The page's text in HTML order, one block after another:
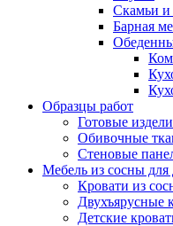
Скамьи и
Барная
Образцы работ
Готовые
Обивочные
Стеновые
Мебель из сосны для
Кровати из
Двухъярусные
Детские